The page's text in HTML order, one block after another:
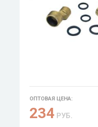
ОПТОВАЯ ЦЕНА:
234 РУБ.